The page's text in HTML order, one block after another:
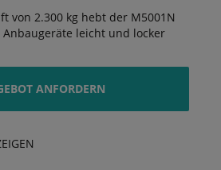
von 2.300 kg hebt der M5001N
Anbaugeräte leicht und locker
ANFORDERN